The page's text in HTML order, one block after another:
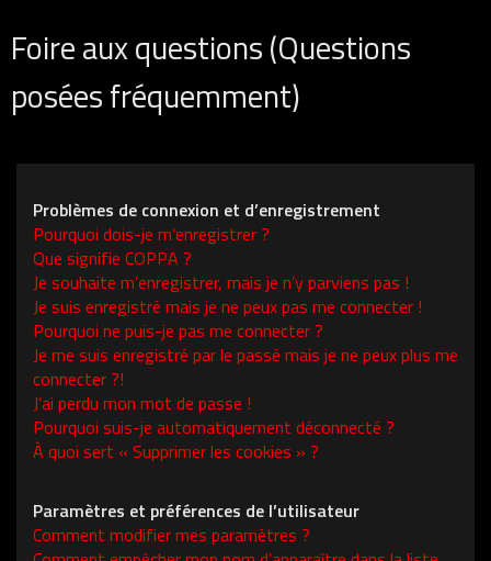
Foire aux questions (Questions
posées fréquemment)
Problèmes de connexion et d’enregistrement
Pourquoi dois-je m’enregistrer ?
Que signifie COPPA ?
Je souhaite m’enregistrer, mais je n’y parviens pas !
Je suis enregistré mais je ne peux pas me connecter !
Pourquoi ne puis-je pas me connecter ?
Je me suis enregistré par le passé mais je ne peux plus me
connecter ?!
J’ai perdu mon mot de passe !
Pourquoi suis-je automatiquement déconnecté ?
À quoi sert « Supprimer les cookies » ?
Paramètres et préférences de l’utilisateur
Comment modifier mes paramètres ?